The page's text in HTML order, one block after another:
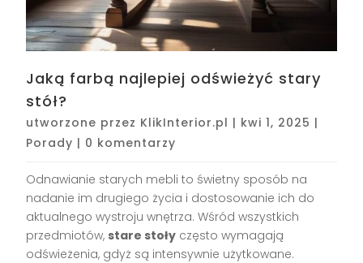
Jaką farbą najlepiej odświeżyć stary
stół?
utworzone przez KlikInterior.pl | kwi 1, 2025 |
Porady | 0 komentarzy
Odnawianie starych mebli to świetny sposób na
nadanie im drugiego życia i dostosowanie ich do
aktualnego wystroju wnętrza. Wśród wszystkich
przedmiotów, stare stoły często wymagają
odświeżenia, gdyż są intensywnie użytkowane.